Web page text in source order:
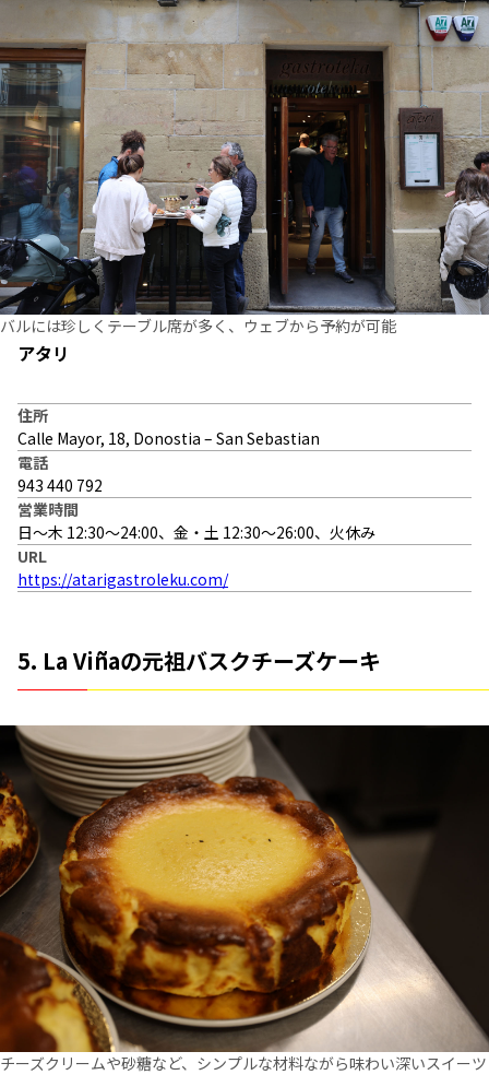
バルには珍しくテーブル席が多く、ウェブから予約が可能
アタリ
住所
Calle Mayor, 18, Donostia – San Sebastian
電話
943 440 792
営業時間
日〜木 12:30〜24:00、金・土 12:30〜26:00、火休み
URL
https://atarigastroleku.com/
5. La Viñaの元祖バスクチーズケーキ
チーズクリームや砂糖など、シンプルな材料ながら味わい深いスイーツ